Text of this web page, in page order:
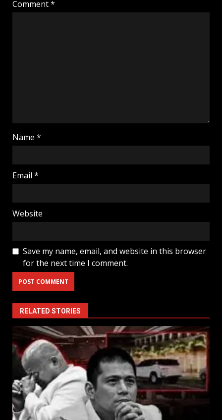
Comment*
Name *
Email *
Website
Save my name, email, and website in this browser
for the next time I comment.
RELATED STORIES